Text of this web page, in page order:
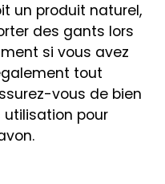
un produit naturel,
des gants lors
si vous avez
tout
vous de bien
pour